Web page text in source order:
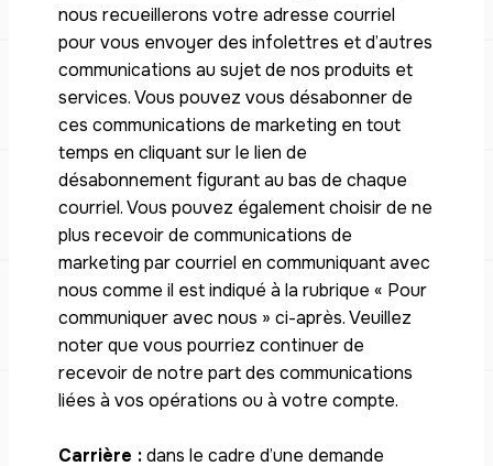
nous recueillerons votre adresse courriel
pour vous envoyer des infolettres et d’autres
communications au sujet de nos produits et
services. Vous pouvez vous désabonner de
ces communications de marketing en tout
temps en cliquant sur le lien de
désabonnement figurant au bas de chaque
courriel. Vous pouvez également choisir de ne
plus recevoir de communications de
marketing par courriel en communiquant avec
nous comme il est indiqué à la rubrique « Pour
communiquer avec nous » ci-après. Veuillez
noter que vous pourriez continuer de
recevoir de notre part des communications
liées à vos opérations ou à votre compte.
Carrière :dans le cadre d’une demande